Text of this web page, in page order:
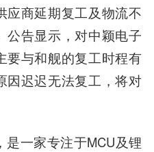
应商延期复工及物流不
公告显示，对中颖电子
要与和舰的复工时程有
因迟迟无法复工，将对
是一家专注于MCU及锂